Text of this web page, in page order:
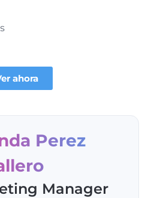
ahora
Perez
Manager